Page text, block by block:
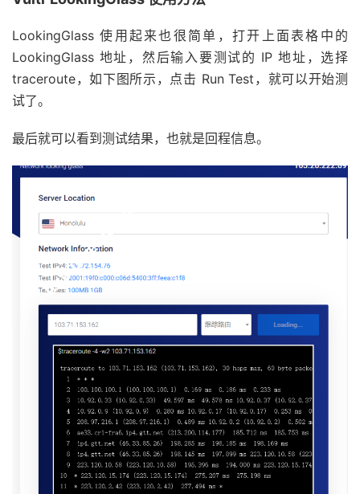
LookingGlass 使用起来也很简单，打开上面表格中的
LookingGlass 地址，然后输入要测试的 IP 地址，选择
traceroute，如下图所示，点击 Run Test，就可以开始测
试了。
最后就可以看到测试结果，也就是回程信息。